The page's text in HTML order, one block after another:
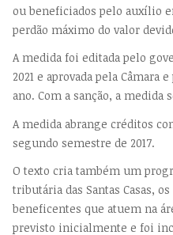
ou beneficiados pelo auxílio
perdão máximo do valor
A medida foi editada pelo
2021 e aprovada pela Câmara
ano. Com a sanção, a
A medida abrange créditos
segundo semestre de 2017.
O texto cria também um
tributária das Santas Casas,
beneficentes que atuem na
previsto inicialmente e foi